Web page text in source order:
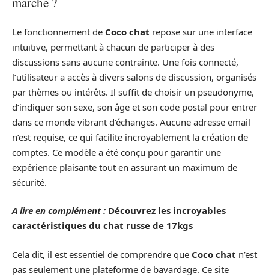
Le fonctionnement de Coco chat repose sur une interface
intuitive, permettant à chacun de participer à des
discussions sans aucune contrainte. Une fois connecté,
l’utilisateur a accès à divers salons de discussion, organisés
par thèmes ou intérêts. Il suffit de choisir un pseudonyme,
d’indiquer son sexe, son âge et son code postal pour entrer
dans ce monde vibrant d’échanges. Aucune adresse email
n’est requise, ce qui facilite incroyablement la création de
comptes. Ce modèle a été conçu pour garantir une
expérience plaisante tout en assurant un maximum de
sécurité.
A lire en complément : Découvrez les incroyables
caractéristiques du chat russe de 17kgs
Cela dit, il est essentiel de comprendre que Coco chat n’est
pas seulement une plateforme de bavardage. Ce site